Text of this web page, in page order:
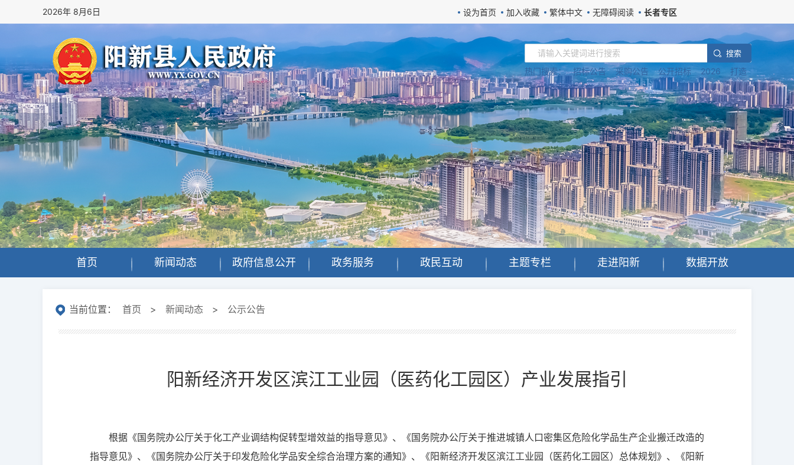
2026年 8月6日 设为首页 加入收藏 繁体中文 无障碍阅读 长者专区
搜 索
热门搜索： 招标公告 采购公告 公开招标 2026 打造
首页 新闻动态 政府信息公开 政务服务 政民互动 主题专栏 走进阳新 数据开放
当前位置： 首页 > 新闻动态 > 公示公告
阳新经济开发区滨江工业园（医药化工园区）产业发展指引
根据《国务院办公厅关于化工产业调结构促转型增效益的指导意见》、《国务院办公厅关于推进城镇人口密集区危险化学品生产企业搬迁改造的
指导意见》、《国务院办公厅关于印发危险化学品安全综合治理方案的通知》、《阳新经济开发区滨江工业园（医药化工园区）总体规划》、《阳新